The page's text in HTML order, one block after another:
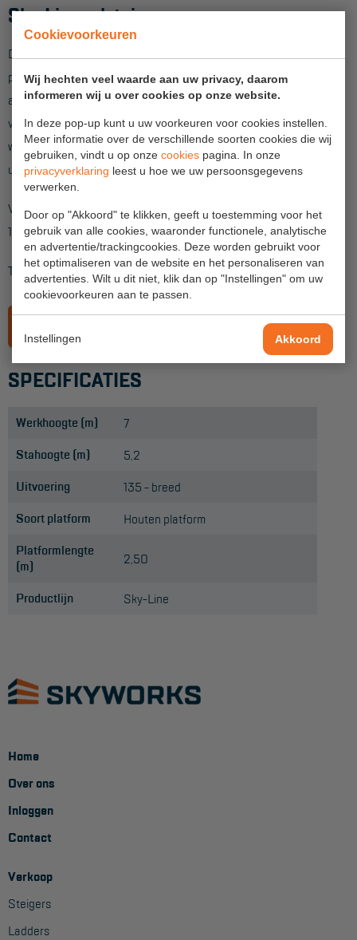
Cookievoorkeuren
Wij hechten veel waarde aan uw privacy, daarom
informeren wij u over cookies op onze website.
In deze pop-up kunt u uw voorkeuren voor cookies instellen.
Meer informatie over de verschillende soorten cookies die wij
gebruiken, vindt u op onze cookies pagina. In onze
privacyverklaring leest u hoe we uw persoonsgegevens
verwerken.
Door op "Akkoord" te klikken, geeft u toestemming voor het
gebruik van alle cookies, waaronder functionele, analytische
en advertentie/trackingcookies. Deze worden gebruikt voor
het optimaliseren van de website en het personaliseren van
advertenties. Wilt u dit niet, klik dan op "Instellingen" om uw
cookievoorkeuren aan te passen.
Instellingen Akkoord
Project toepassingen
Hoogbouw
Projectvoorbeelden
KEURING
Keuring en Inspectie
Ladders en trappen
Steigers
Valbeveiliging
Reparatie en onderhoud
Aanmelden Inspectiewekker
OVER ONS
Vestigingen
Dealers
Werken bij ons
Product video's
Blog
Tips en trucs
Garantie
Algemene voorwaarden
Webshop voorwaarden
Sky-Line rolsteiger
De Sky-Line rolsteiger is de ideale steiger voor de
professional die dagelijks op hoogte werkt en hoge eisen stelt
aan veiligheid en gebruiksgemak. De rolsteiger is geschikt
voor een platformbelasting van 350kg en kan voor een groter
werkbereik eenvoudig uitgebreid worden met een
uitwijkconsole en loopvloeren.
Voldoet aan de Europese norm voor rolsteigers NEN-EN
1004.
Totale steigerbelasting 1.050kg.
LEES MEER OVER SKY-LINE-STEIGERS
SPECIFICATIES
Werkhoogte (m) 7
Stahoogte (m) 5,2
Uitvoering 135 - breed
Soort platform Houten platform
Platformlengte
(m)
2,50
Productlijn Sky-Line
Home
Over ons
Inloggen
Contact
Verkoop
Steigers
Ladders